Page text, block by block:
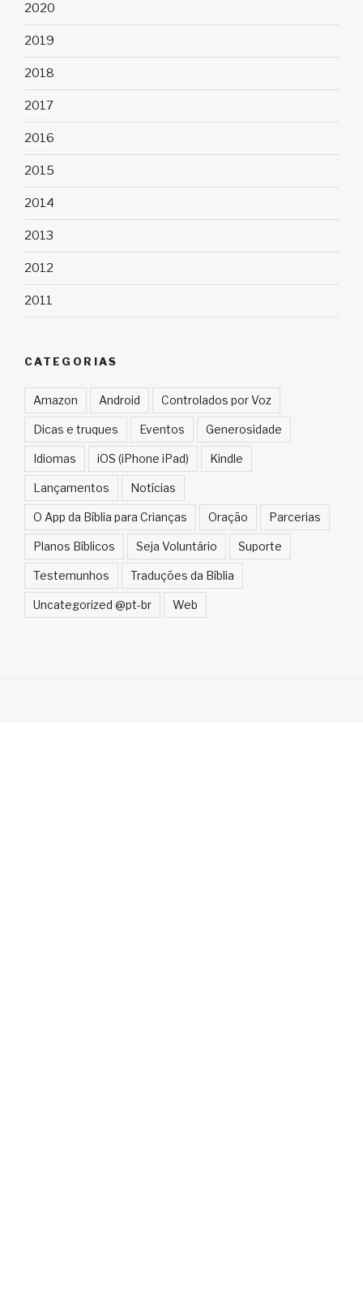
2020
2019
2018
2017
2016
2015
2014
2013
2012
2011
CATEGORIAS
Amazon Android Controlados por Voz
Dicas e truques Eventos Generosidade
Idiomas iOS (iPhone iPad) Kindle
Lançamentos Notícias
O App da Bíblia para Crianças Oração Parcerias
Planos Bíblicos Seja Voluntário Suporte
Testemunhos Traduções da Bíblia
Uncategorized @pt-br Web